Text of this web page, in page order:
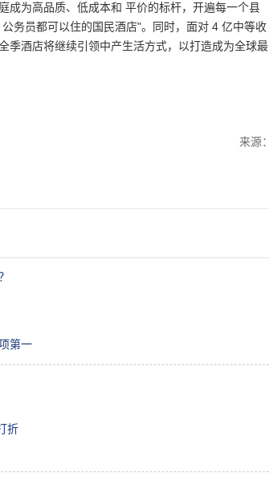
成为高品质、低成本和 平价的标杆，开遍每一个县
务员都可以住的国民酒店"。同时，面对 4 亿中等收
季酒店将继续引领中产生活方式，以打造成为全球最
来源：
第一
折